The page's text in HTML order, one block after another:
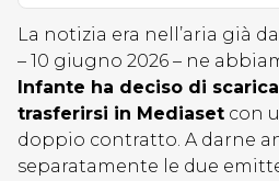
La notizia era nell’aria già
– 10 giugno 2026 – ne
Infante ha deciso di
trasferirsi in Mediaset con
doppio contratto. A darne
separatamente le due